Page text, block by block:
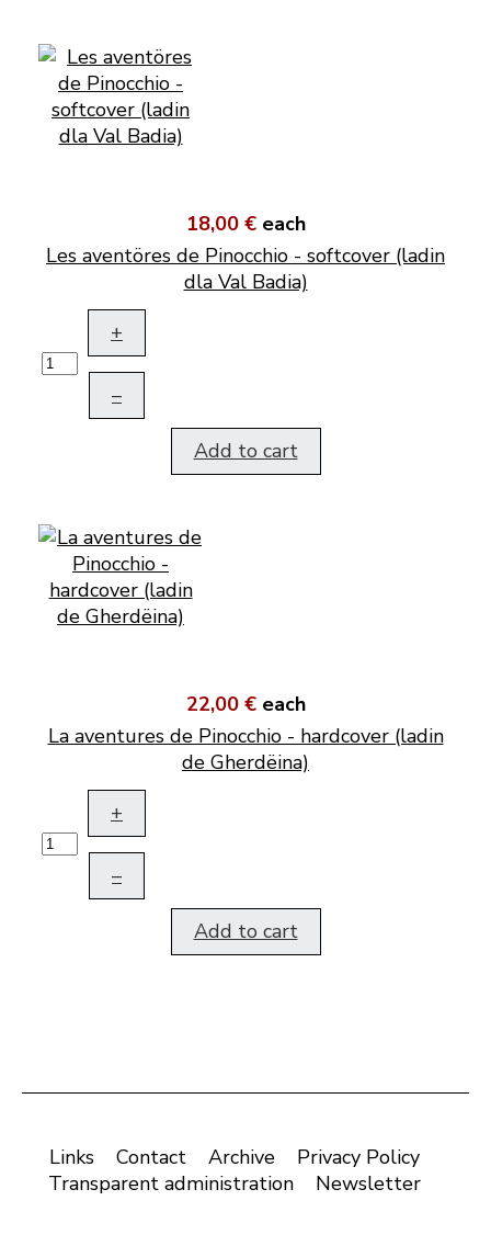
18,00 € each
Les aventöres de Pinocchio - softcover (ladin
dla Val Badia)
+
–
Add to cart
22,00 € each
La aventures de Pinocchio - hardcover (ladin
de Gherdëina)
+
–
Add to cart
Links Contact Archive
Privacy Policy
Transparent administration
Newsletter